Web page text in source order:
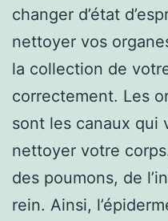
changer d’état
nettoyer vos
la collection de
correctement. Les
sont les canaux qui
nettoyer votre
des poumons, de
rein. Ainsi,